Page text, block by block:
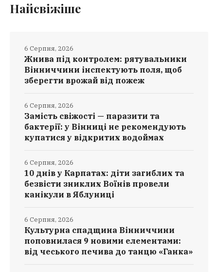
Найсвіжіше
Жнива під контролем: рятувальники
Вінниччини інспектують поля, щоб
зберегти врожай від пожеж
6 Серпня, 2026
Замість свіжості — паразити та
бактерії: у Вінниці не рекомендують
купатися у відкритих водоймах
6 Серпня, 2026
10 днів у Карпатах: діти загиблих та
безвісти зниклих Воїнів провели
канікули в Яблуниці
6 Серпня, 2026
Культурна спадщина Вінниччини
поповнилася 9 новими елементами:
від чеського печива до танцю «Ганка»
6 Серпня, 2026